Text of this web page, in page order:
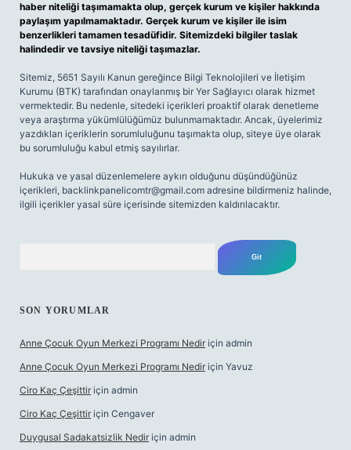
haber niteliği taşımamakta olup, gerçek kurum ve kişiler hakkında
paylaşım yapılmamaktadır. Gerçek kurum ve kişiler ile isim
benzerlikleri tamamen tesadüfidir. Sitemizdeki bilgiler taslak
halindedir ve tavsiye niteliği taşımazlar.
Sitemiz, 5651 Sayılı Kanun gereğince Bilgi Teknolojileri ve İletişim
Kurumu (BTK) tarafından onaylanmış bir Yer Sağlayıcı olarak hizmet
vermektedir. Bu nedenle, sitedeki içerikleri proaktif olarak denetleme
veya araştırma yükümlülüğümüz bulunmamaktadır. Ancak, üyelerimiz
yazdıkları içeriklerin sorumluluğunu taşımakta olup, siteye üye olarak
bu sorumluluğu kabul etmiş sayılırlar.
Hukuka ve yasal düzenlemelere aykırı olduğunu düşündüğünüz
içerikleri, backlinkpanelicomtr@gmail.com adresine bildirmeniz halinde,
ilgili içerikler yasal süre içerisinde sitemizden kaldırılacaktır.
SON YORUMLAR
Anne Çocuk Oyun Merkezi Programı Nedir için admin
Anne Çocuk Oyun Merkezi Programı Nedir için Yavuz
Ciro Kaç Çeşittir için admin
Ciro Kaç Çeşittir için Cengaver
Duygusal Sadakatsizlik Nedir için admin